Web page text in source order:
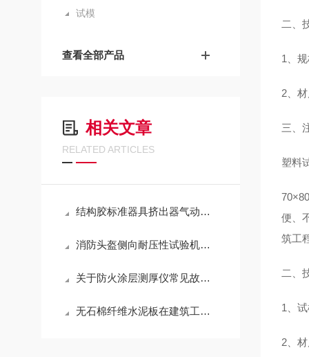
试模
查看全部产品
相关文章
RELATED ARTICLES
结构胶标准器具挤出器气动密封胶稳压气源建筑密封材料挤出性黄铜
消防头盔侧向耐压性试验机操作方法
关于防火涂层测厚仪常见故障的处理方法
无石棉纤维水泥板在建筑工程中具有较多的用途
二、
1 、
2、
三、
塑料
70
便、
筑工
二、
1
2、